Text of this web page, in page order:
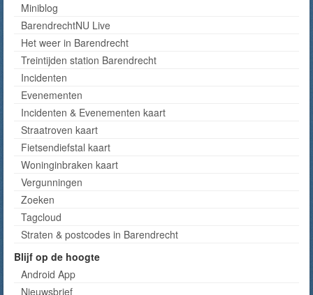
Miniblog
BarendrechtNU Live
Het weer in Barendrecht
Treintijden station Barendrecht
Incidenten
Evenementen
Incidenten & Evenementen kaart
Straatroven kaart
Fietsendiefstal kaart
Woninginbraken kaart
Vergunningen
Zoeken
Tagcloud
Straten & postcodes in Barendrecht
Blijf op de hoogte
Android App
Nieuwsbrief